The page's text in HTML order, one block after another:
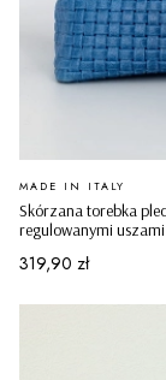
Skórzana torebka
regulowanymi
PRODUCENT
MADE IN ITALY
Cena
319,90 zł